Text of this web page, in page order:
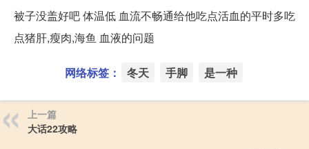
被子没盖好吧 体温低 血流不畅通给他吃点活血的平时多吃
点猪肝,瘦肉,海鱼 血液的问题
网络标签： 冬天 手脚 是一种
上一篇
大话22攻略